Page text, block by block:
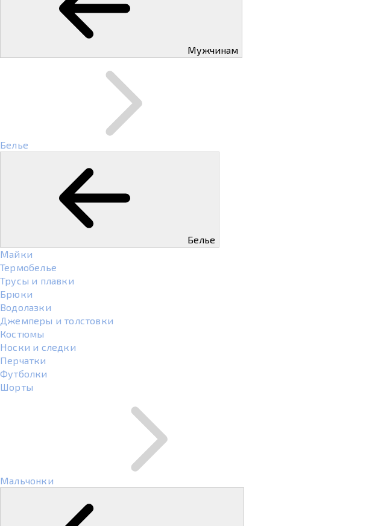
Мужчинам
Белье
Белье
Майки
Термобелье
Трусы и плавки
Брюки
Водолазки
Джемперы и толстовки
Костюмы
Носки и следки
Перчатки
Футболки
Шорты
Мальчонки